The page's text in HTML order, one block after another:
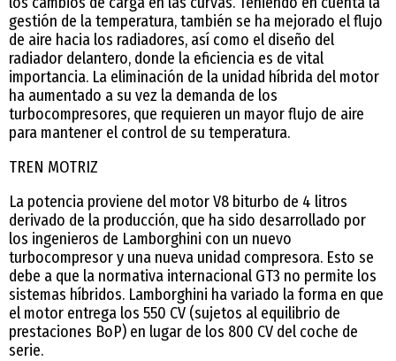
gestión de la temperatura, también se ha mejorado el flujo
de aire hacia los radiadores, así como el diseño del
radiador delantero, donde la eficiencia es de vital
importancia. La eliminación de la unidad híbrida del motor
ha aumentado a su vez la demanda de los
turbocompresores, que requieren un mayor flujo de aire
para mantener el control de su temperatura.
TREN MOTRIZ
La potencia proviene del motor V8 biturbo de 4 litros
derivado de la producción, que ha sido desarrollado por
los ingenieros de Lamborghini con un nuevo
turbocompresor y una nueva unidad compresora. Esto se
debe a que la normativa internacional GT3 no permite los
sistemas híbridos. Lamborghini ha variado la forma en que
el motor entrega los 550 CV (sujetos al equilibrio de
prestaciones BoP) en lugar de los 800 CV del coche de
serie.